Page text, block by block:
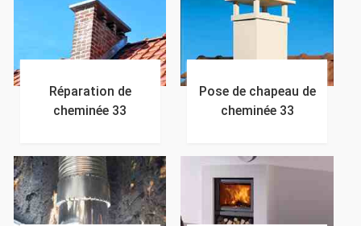
Réparation de
cheminée 33
Pose de chapeau de
cheminée 33